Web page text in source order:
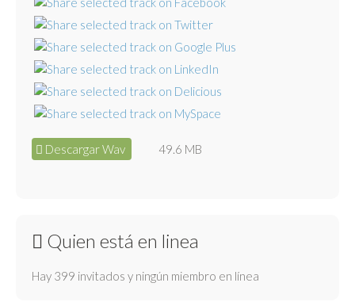
Descargar Wav 49.6 MB
Quien está en linea
Hay 399 invitados y ningún miembro en línea